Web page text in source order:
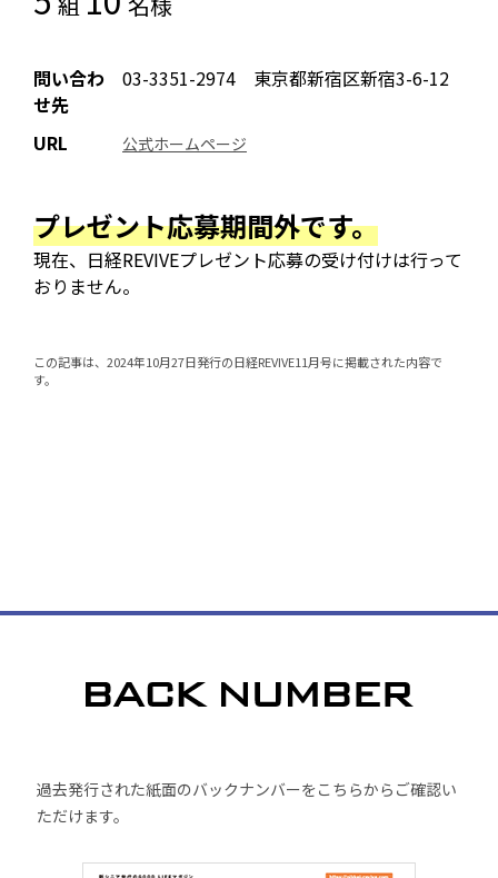
問い合わ
せ先
03-3351-2974 東京都新宿区新宿3-6-12
URL 公式ホームページ
プレゼント応募期間外です。
現在、日経REVIVEプレゼント応募の受け付けは行って
おりません。
この記事は、2024年10月27日発行の日経REVIVE11月号に掲載された内容で
す。
過去発行された紙面のバックナンバーをこちらからご確認い
ただけます。